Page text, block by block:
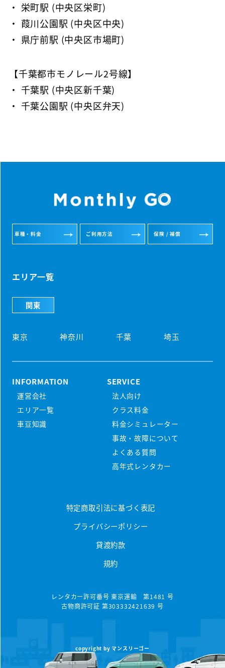
初めての方
マンスリーレンタカーとは
よくある質問
プラン・料金
空港配車・引取プラン
軽ワゴンクラス
軽ボックスクラス
ハイブリッドクラス
ミニバンクラス
・ 栄町駅 (中央区栄町)
・ 葭川公園駅 (中央区中央)
・ 県庁前駅 (中央区市場町)
【千葉都市モノレール2号線】
・ 千葉駅 (中央区新千葉)
・ 千葉公園駅 (中央区弁天)
車種・料金 ご利用方法 保険 / 補償
エリア一覧
関東
東京 神奈川 千葉 埼玉
INFORMATION
運営会社
エリア一覧
車豆知識
SERVICE
法人向け
クラス料金
料金シミュレーター
事故・故障について
よくある質問
高年式レンタカー
特定商取引法に基づく表記
プライバシーポリシー
貸渡約款
規約
レンタカー許可番号 東京運輸 第1481 号
古物商許可証 第303332421639 号
copyright by マンスリーゴー